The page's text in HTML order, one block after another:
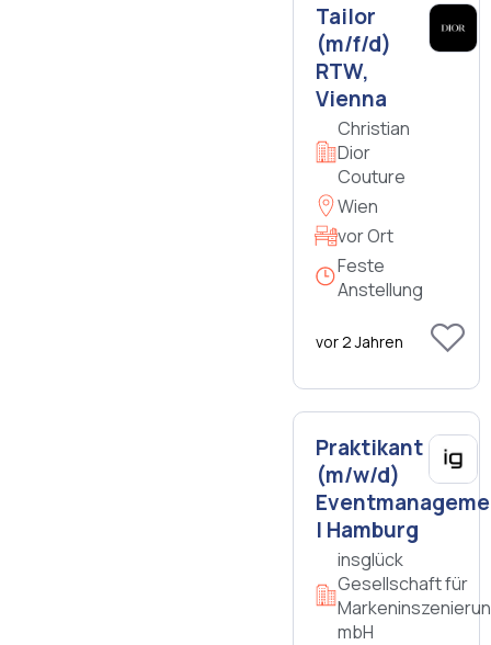
Tailor
(m/f/d)
RTW,
Vienna
Christian
Dior
Couture
Wien
vor Ort
Feste
Anstellung
vor 2 Jahren
Praktikant
(m/w/d)
| Hamburg
insglück
Gesellschaft für
mbH